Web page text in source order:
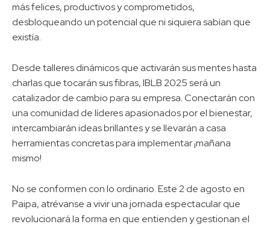
más felices, productivos y comprometidos,
desbloqueando un potencial que ni siquiera sabían que
existía.
Desde talleres dinámicos que activarán sus mentes hasta
charlas que tocarán sus fibras, IBLB 2025 será un
catalizador de cambio para su empresa. Conectarán con
una comunidad de líderes apasionados por el bienestar,
intercambiarán ideas brillantes y se llevarán a casa
herramientas concretas para implementar ¡mañana
mismo!
No se conformen con lo ordinario. Este 2 de agosto en
Paipa, atrévanse a vivir una jornada espectacular que
revolucionará la forma en que entienden y gestionan el